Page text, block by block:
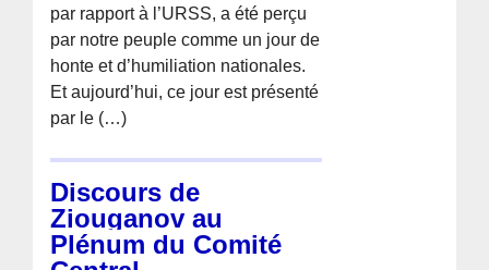
par rapport à l’URSS, a été perçu
par notre peuple comme un jour de
honte et d’humiliation nationales.
Et aujourd’hui, ce jour est présenté
par le (…)
Discours de
Ziouganov au
Plénum du Comité